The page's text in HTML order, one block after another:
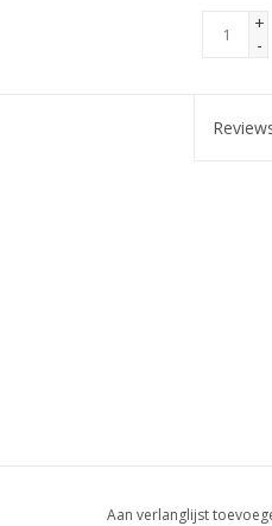
+
-
Aan verlanglijst